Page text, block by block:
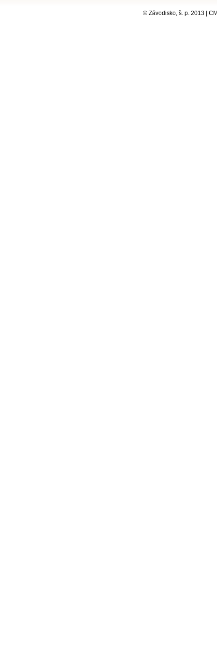
© Závodisko, š. p. 2013 |